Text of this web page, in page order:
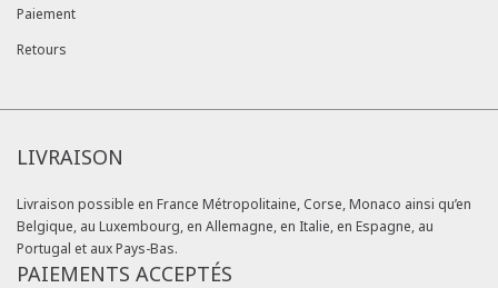
Paiement
Retours
LIVRAISON
Livraison possible en France Métropolitaine, Corse, Monaco ainsi qu’en
Belgique, au Luxembourg, en Allemagne, en Italie, en Espagne, au
Portugal et aux Pays-Bas.
PAIEMENTS ACCEPTÉS